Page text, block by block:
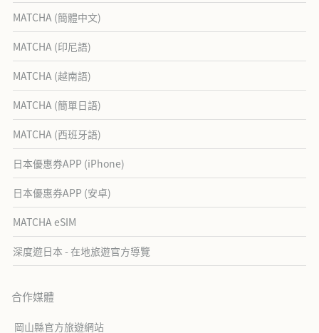
MATCHA (簡體中文)
MATCHA (印尼語)
MATCHA (越南語)
MATCHA (簡單日語)
MATCHA (西班牙語)
日本優惠券APP (iPhone)
日本優惠券APP (安卓)
MATCHA eSIM
深度遊日本 - 在地旅遊官方導覽
合作媒體
岡山縣官方旅遊網站